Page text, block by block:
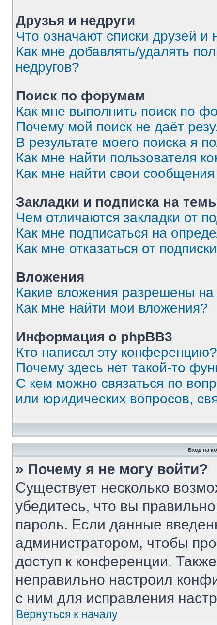
Друзья и недруги
Что означают списки друзей и
Как мне добавлять/удалять
недругов?
Поиск по форумам
Как мне выполнить поиск по
Почему мой поиск не даёт
В результате моего поиска я
Как мне найти пользователя
Как мне найти свои
Закладки и подписка на
Чем отличаются закладки от
Как мне подписаться на
Как мне отказаться от
Вложения
Какие вложения разрешены
Как мне найти мои вложения?
Информация о phpBB3
Кто написал эту конференцию?
Почему здесь нет такой-то
С кем можно связаться по
или юридических вопросов,
Вход на
» Почему я не могу войти?
Существует несколько
убедитесь, что вы
пароль. Если данные
администратором, чтобы
доступ к конференции.
неправильно настроил
с ним для исправления
Вернуться к началу